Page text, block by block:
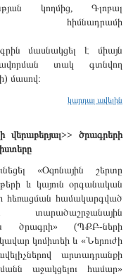
կողմից, Գլոբալ
հիմնադրամի
մասնակցել է միայն
տակ գտնվող
մասով։
կարդալ ավելին
ծրագրերի
«Օզոնային շերտը
և կայուն օրգանական
հեռացման համակարգված
տարածաշրջանային
ծրագրի» (ՊՔԲ-ների
կոմիտեի և «Ներուժի
արտադրանքի
աջակցելու համար»